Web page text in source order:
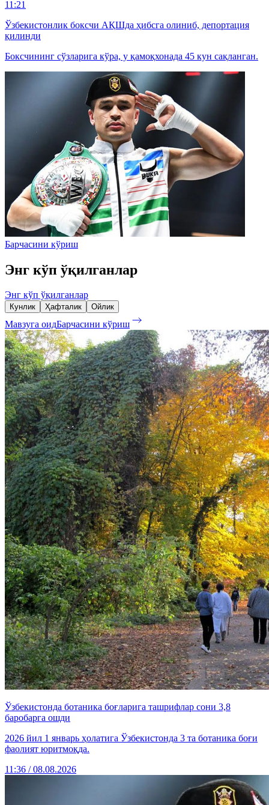
11:21
Ўзбекистонлик боксчи АҚШда ҳибсга олиниб, депортация
қилинди
Боксчининг сўзларига кўра, у қамоқхонада 45 кун сақланган.
Барчасини кўриш
Энг кўп ўқилганлар
Энг кўп ўқилганлар
Кунлик Ҳафталик Ойлик
Мавзуга оидБарчасини кўриш
Ўзбекистонда ботаника боғларига ташрифлар сони 3,8
баробарга ошди
2026 йил 1 январь ҳолатига Ўзбекистонда 3 та ботаника боғи
фаолият юритмоқда.
11:36 / 08.08.2026